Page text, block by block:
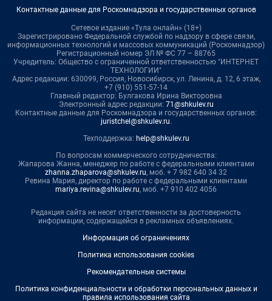
Контактные данные для Роскомнадзора и государственных органов
Сетевое издание «Тула онлайн» (18+)
Зарегистрировано Федеральной службой по надзору в сфере связи,
информационных технологий и массовых коммуникаций (Роскомнадзор)
Регистрационный номер ЭЛ № ФС 77 – 88765
Учредитель: Общество с ограниченной ответственностью "ИНТЕРНЕТ
ТЕХНОЛОГИИ"
Адрес редакции: 630099, Россия, Новосибирск, ул. Ленина, д. 12, 6 этаж,
+7 (910) 551-57-14
Главный редактор: Булгакова Ирина Викторовна
Электронный адрес редакции: 71@shkulev.ru
Контактные данные для Роскомнадзора и государственных органов:
juristchel@shkulev.ru.
Техподдержка: help@shkulev.ru
По вопросам коммерческого сотрудничества:
Жапарова Жанна, менеджер по работе с федеральными клиентами
zhanna.zhaparova@shkulev.ru, моб. + 7 982 640 34 32
Ревина Мария, директор по работе с федеральными клиентами
mariya.revina@shkulev.ru, моб. +7 910 402 4056
Редакция сайта не несет ответственности за достоверность
информации, содержащейся в рекламных объявлениях.
Информация об ограничениях
Политика использования cookies
Рекомендательные системы
Политика конфиденциальности и обработки персональных данных и
правила использования сайта